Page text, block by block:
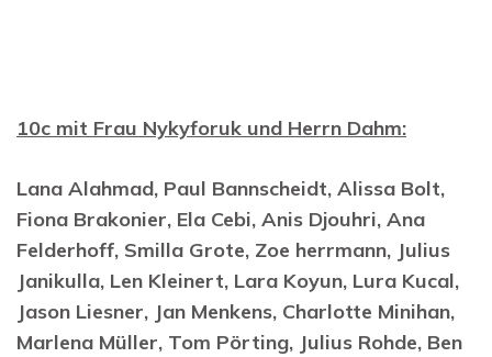
10c mit Frau Nykyforuk und Herrn Dahm:
Lana Alahmad, Paul Bannscheidt, Alissa Bolt,
Fiona Brakonier, Ela Cebi, Anis Djouhri, Ana
Felderhoff, Smilla Grote, Zoe herrmann, Julius
Janikulla, Len Kleinert, Lara Koyun, Lura Kucal,
Jason Liesner, Jan Menkens, Charlotte Minihan,
Marlena Müller, Tom Pörting, Julius Rohde, Ben